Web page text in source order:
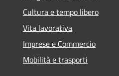
Cultura e tempo libero
Vita lavorativa
Imprese e Commercio
Mobilità e trasporti